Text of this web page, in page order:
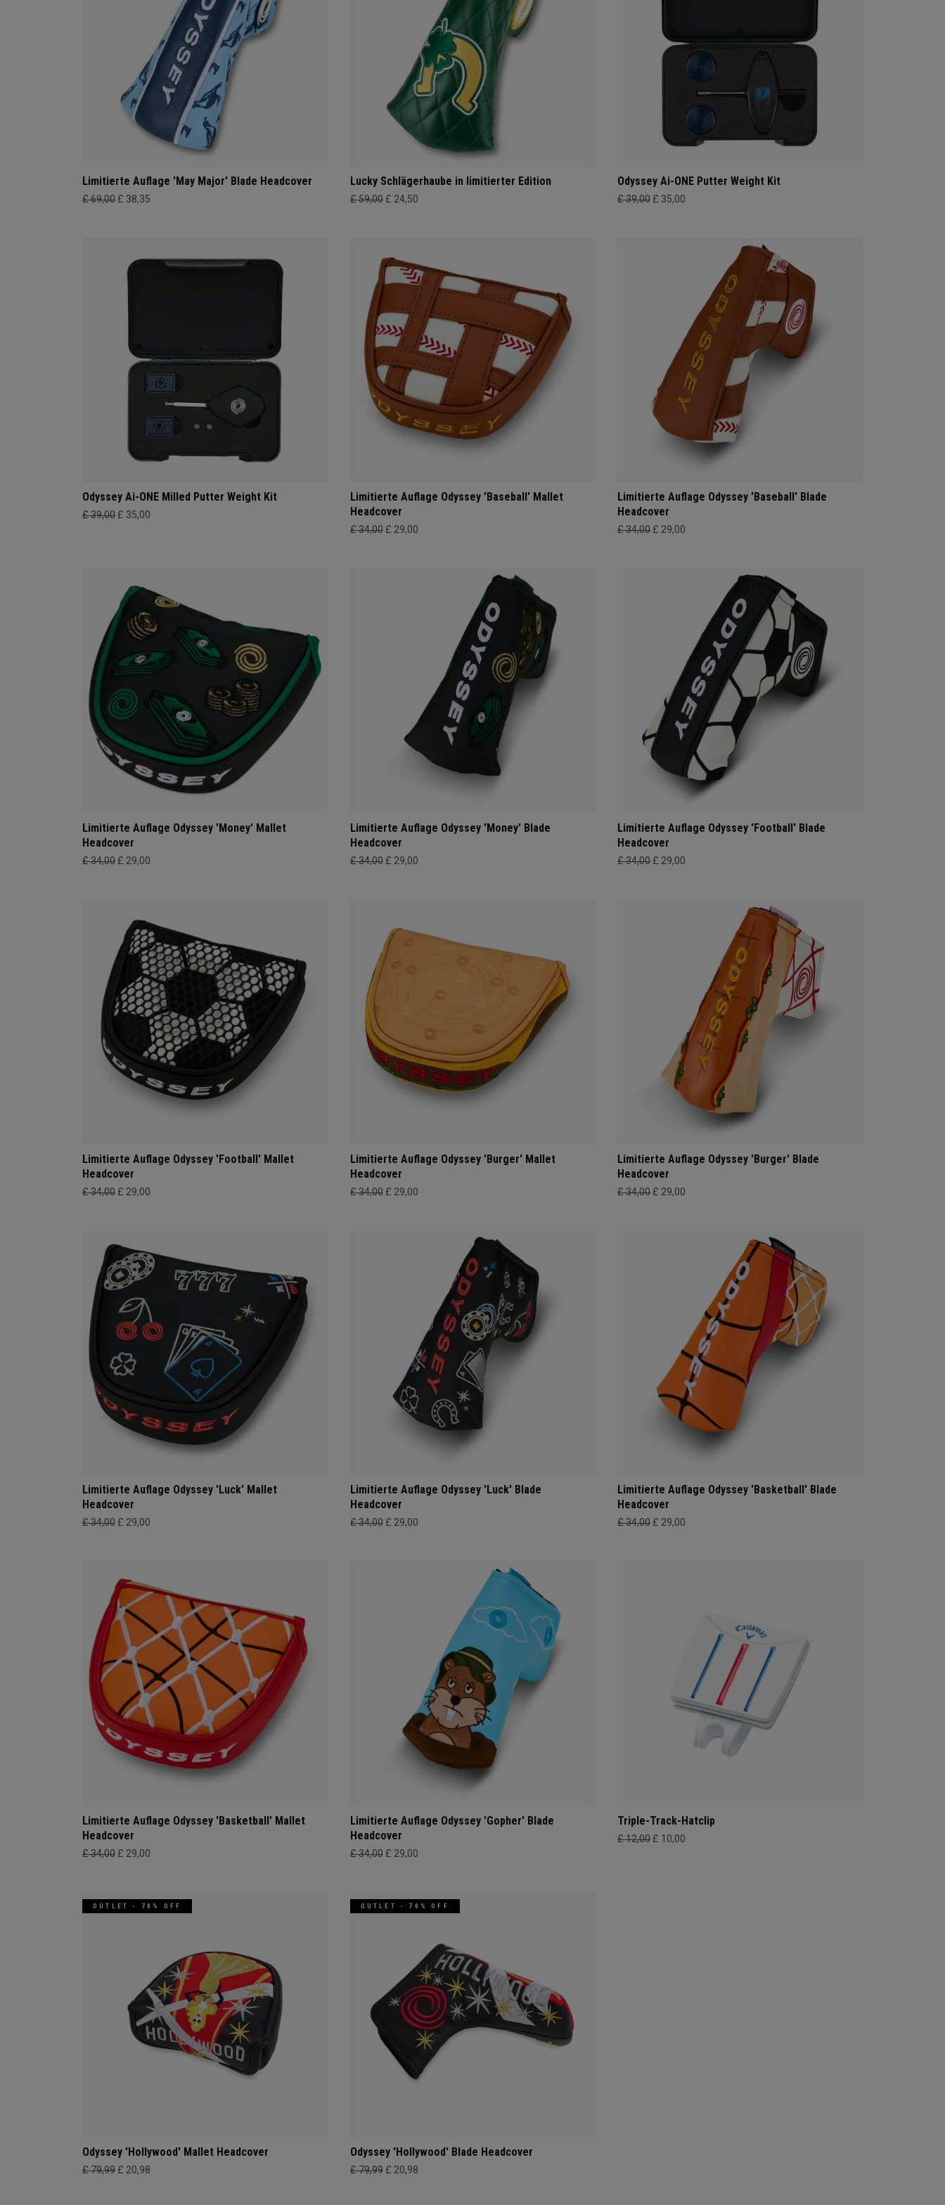
Limitierte Auflage 'May Major' Blade Headcover
£ 69,00 £ 38,35
Lucky Schlägerhaube in limitierter Edition
£ 59,00 £ 24,50
Odyssey Ai-ONE Putter Weight Kit
£ 39,00 £ 35,00
Odyssey Ai-ONE Milled Putter Weight Kit
£ 39,00 £ 35,00
Limitierte Auflage Odyssey 'Baseball' Mallet
Headcover
£ 34,00 £ 29,00
Limitierte Auflage Odyssey 'Baseball' Blade
Headcover
£ 34,00 £ 29,00
Limitierte Auflage Odyssey 'Money' Mallet
Headcover
£ 34,00 £ 29,00
Limitierte Auflage Odyssey 'Money' Blade
Headcover
£ 34,00 £ 29,00
Limitierte Auflage Odyssey 'Football' Blade
Headcover
£ 34,00 £ 29,00
Limitierte Auflage Odyssey 'Football' Mallet
Headcover
£ 34,00 £ 29,00
Limitierte Auflage Odyssey 'Burger' Mallet
Headcover
£ 34,00 £ 29,00
Limitierte Auflage Odyssey 'Burger' Blade
Headcover
£ 34,00 £ 29,00
Limitierte Auflage Odyssey 'Luck' Mallet
Headcover
£ 34,00 £ 29,00
Limitierte Auflage Odyssey 'Luck' Blade
Headcover
£ 34,00 £ 29,00
Limitierte Auflage Odyssey 'Basketball' Blade
Headcover
£ 34,00 £ 29,00
Limitierte Auflage Odyssey 'Basketball' Mallet
Headcover
£ 34,00 £ 29,00
Limitierte Auflage Odyssey 'Gopher' Blade
Headcover
£ 34,00 £ 29,00
Triple-Track-Hatclip
£ 12,00 £ 10,00
OUTLET - 70% OFF
Odyssey 'Hollywood' Mallet Headcover
£ 79,99 £ 20,98
OUTLET - 70% OFF
Odyssey 'Hollywood' Blade Headcover
£ 79,99 £ 20,98